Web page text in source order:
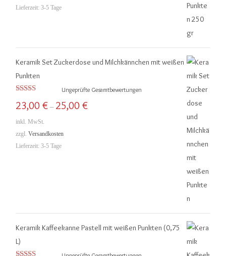
Lieferzeit: 3-5 Tage
Keramik Set Zuckerdose und Milchkännchen mit weißen
Punkten
5.00von 5
Ungeprüfte Gesamtbewertungen
23,00 € – 25,00 €
inkl. MwSt.
zzgl. Versandkosten
Lieferzeit: 3-5 Tage
Keramik Kaffeekanne Pastell mit weißen Punkten (0,75
L)